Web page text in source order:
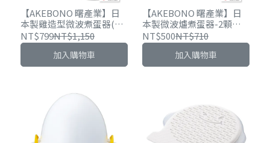
【AKEBONO 曙產業】日
本製雞造型微波煮蛋器(4
顆用)-雙色可選
NT$799NT$1,150
加入購物車
【AKEBONO 曙產業】日
本製微波爐煮蛋器-2顆蛋
用
NT$500NT$710
加入購物車